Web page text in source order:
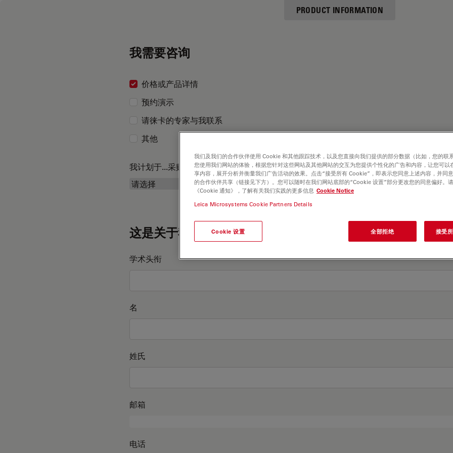
PRODUCT INFORMATION
我需要咨询
价格或产品详情
预约演示
请徕卡的专家与我联系
其他
我计划于...采购
这是关于我的信息
学术头衔
名
姓氏
邮箱
电话
我们及我们的合作伙伴使用 Cookie 和其他跟踪技术，以及您直接向我们提供的部分数据（比如，您的联
您使用我们网站的体验，根据您针对这些网站及其他网站的交互为您提供个性化的广告和内容，让您可以
享内容，展开分析并衡量我们广告活动的效果。点击“接受所有 Cookie”，即表示您同意上述内容，并同
的合作伙伴共享（链接见下方）。您可以随时在我们网站底部的“Cookie 设置”部分更改您的同意偏好。
《Cookie 通知》，了解有关我们实践的更多信息 Cookie Notice
Leica Microsystems Cookie Partners Details
Cookie 设置 全部拒绝 接受